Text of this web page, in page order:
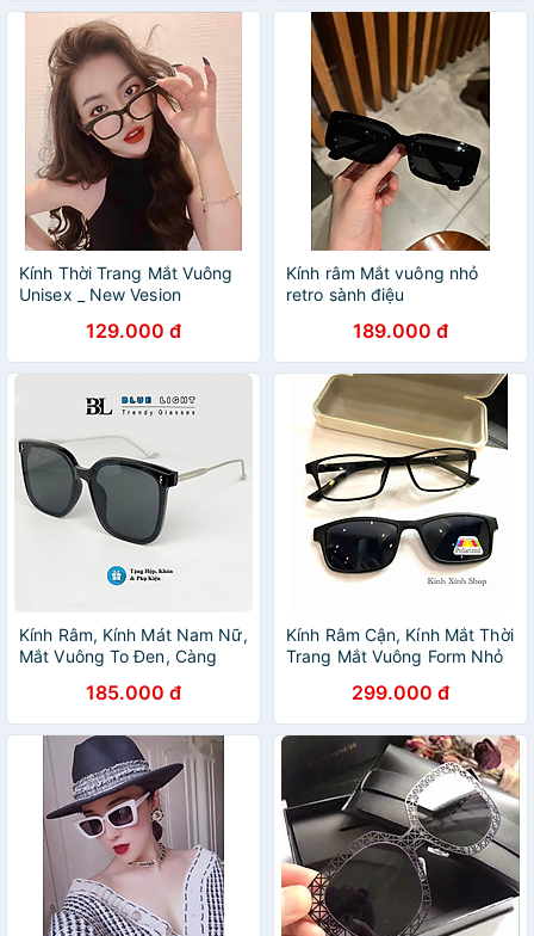
Kính Thời Trang Mắt Vuông
Unisex _ New Vesion
129.000 đ
Kính râm Mắt vuông nhỏ
retro sành điệu
189.000 đ
Kính Râm, Kính Mát Nam Nữ,
Mắt Vuông To Đen, Càng
BLUE LIGHT185.000 đ
Kính Râm Cận, Kính Mắt Thời
Trang Mắt Vuông Form Nhỏ
299.000 đ